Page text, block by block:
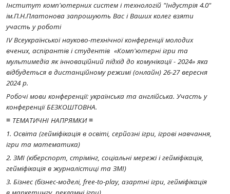
Інститут комп'ютерних систем і технологій "Індустрія 4.0"
ім.П.Н.Платонова запрошують Вас і Ваших колег взяти
участь у роботі
IV Всеукраїнської науково-технічної конференції молодих
вчених, аспірантів і студентів «Комп'ютерні ігри та
мультимедіа як інноваційний підхід до комунікації - 2024» яка
відбудеться в дистанційному режимі (онлайн) 26-27 вересня
2024 р.
Робочі мови конференції: українська та англійська. Участь у
конференції БЕЗКОШТОВНА.
≡ ТЕМАТИЧНІ НАПРЯМКИ ≡
1. Освіта (гейміфікація в освіті, серйозні ігри, ігрові навчання,
ігри та математика)
2. ЗМІ (кіберспорт, стрімінг, соціальні мережі і гейміфікація,
гейміфікація в журналістиці та ЗМІ)
3. Бізнес (бізнес-моделі, free-to-play, азартні ігри, гейміфікація